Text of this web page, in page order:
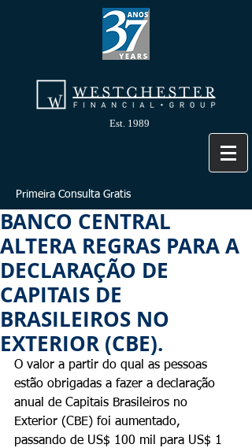
Est. 1989
Primeira Consulta Gratis
BANCO CENTRAL
ALTERA REGRAS PARA A
DECLARAÇÃO DE
CAPITAIS DE
BRASILEIROS NO
EXTERIOR (CBE).
O valor a partir do qual as pessoas
estão obrigadas a fazer a declaração
anual de Capitais Brasileiros no
Exterior (CBE) foi aumentado,
passando de US$ 100 mil para US$ 1